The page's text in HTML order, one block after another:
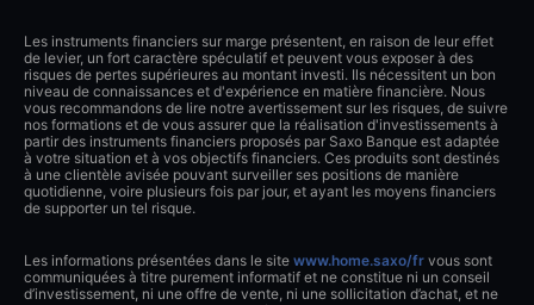
Les instruments financiers sur marge présentent, en raison de leur effet
de levier, un fort caractère spéculatif et peuvent vous exposer à des
risques de pertes supérieures au montant investi. Ils nécessitent un bon
niveau de connaissances et d'expérience en matière financière. Nous
vous recommandons de lire notre avertissement sur les risques, de suivre
nos formations et de vous assurer que la réalisation d'investissements à
partir des instruments financiers proposés par Saxo Banque est adaptée
à votre situation et à vos objectifs financiers. Ces produits sont destinés
à une clientèle avisée pouvant surveiller ses positions de manière
quotidienne, voire plusieurs fois par jour, et ayant les moyens financiers
de supporter un tel risque.
Les informations présentées dans le site www.home.saxo/fr vous sont
communiquées à titre purement informatif et ne constitue ni un conseil
d’investissement, ni une offre de vente, ni une sollicitation d’achat, et ne